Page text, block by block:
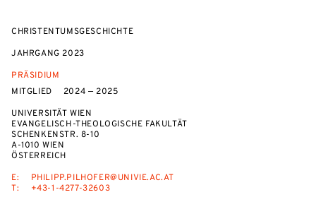
CHRISTENTUMSGESCHICHTE
JAHRGANG 2023
PRÄSIDIUM
MITGLIED
2024 — 2025
UNIVERSITÄT WIEN
EVANGELISCH-THEOLOGISCHE FAKULTÄT
SCHENKENSTR. 8-10
A-1010 WIEN
ÖSTERREICH
E:
PHILIPP.PILHOFER@UNIVIE.AC.AT
T:
+43-1-4277-32603